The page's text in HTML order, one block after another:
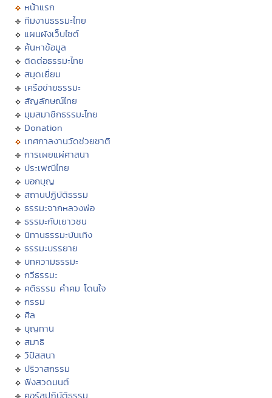
หน้าแรก
ทีมงานธรรมะไทย
แผนผังเว็บไซต์
ค้นหาข้อมูล
ติดต่อธรรมะไทย
สมุดเยี่ยม
เครือข่ายธรรมะ
สัญลักษณ์ไทย
มุมสมาชิกธรรมะไทย
Donation
เทศกาลงานวัดช่วยชาติ
การเผยแผ่ศาสนา
ประเพณีไทย
บอกบุญ
สถานปฏิบัติธรรม
ธรรมะจากหลวงพ่อ
ธรรมะกับเยาวชน
นิทานธรรมะบันเทิง
ธรรมะบรรยาย
บทความธรรมะ
กวีธรรมะ
คติธรรม คำคม โดนใจ
กรรม
ศีล
บุญทาน
สมาธิ
วิปัสสนา
ปริวาสกรรม
ฟังสวดมนต์
คอร์สปฏิบัติธรรม